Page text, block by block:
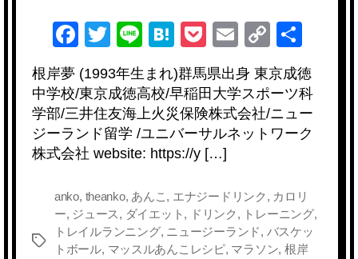
ん
こ
私
へ
の
F
a
c
e
b
o
o
k
T
wi
tt
er
Li
n
e
H
at
e
n
a
P
o
ck
et
E
m
ail
C
o
p
y
Li
k
有
根岸夢 (1993年生まれ)群馬県出身 東京成徳
中学校/東京成徳高校/早稲田大学スポーツ科
学部/三井住友海上火災保険株式会社/ニュー
ジーランド留学 /ユニバーサルネットワーク
株式会社 website: https://y […]
タ
anko, theanko, あんこ , エナジードリンク , カロリ
ー, ジュース, ダイエット , ドリンク , トレーニング,
トレイルランニング, ニュージーランド, バスケッ
トボール, マッスルあんこレシピ, マラソン, 根岸